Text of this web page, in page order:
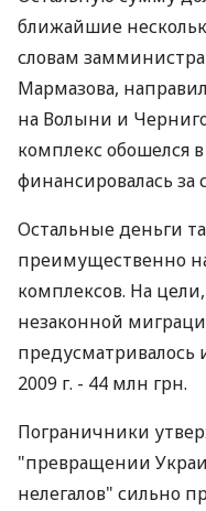
ближайшие
словам
Мармазова,
на Волыни и
комплекс обошелся
финансировалась за
Остальные деньги
преимущественно
комплексов. На
незаконной
предусматривалось
2009 г. - 44 млн грн.
Пограничники
"превращении
нелегалов" сильно